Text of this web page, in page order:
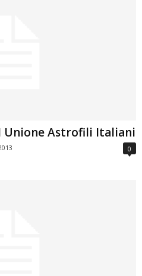
Unione Astrofili Italiani
0